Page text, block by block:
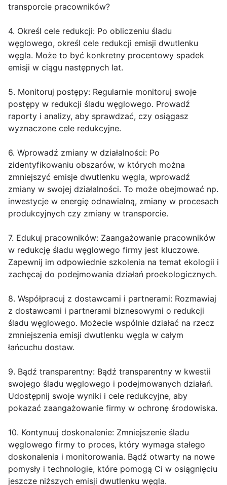
transporcie pracowników?
4. Określ cele redukcji: Po obliczeniu śladu
węglowego, określ cele redukcji emisji dwutlenku
węgla. Może to być konkretny procentowy spadek
emisji w ciągu następnych lat.
5. Monitoruj postępy: Regularnie monitoruj swoje
postępy w redukcji śladu węglowego. Prowadź
raporty i analizy, aby sprawdzać, czy osiągasz
wyznaczone cele redukcyjne.
6. Wprowadź zmiany w działalności: Po
zidentyfikowaniu obszarów, w których można
zmniejszyć emisje dwutlenku węgla, wprowadź
zmiany w swojej działalności. To może obejmować np.
inwestycje w energię odnawialną, zmiany w procesach
produkcyjnych czy zmiany w transporcie.
7. Edukuj pracowników: Zaangażowanie pracowników
w redukcję śladu węglowego firmy jest kluczowe.
Zapewnij im odpowiednie szkolenia na temat ekologii i
zachęcaj do podejmowania działań proekologicznych.
8. Współpracuj z dostawcami i partnerami: Rozmawiaj
z dostawcami i partnerami biznesowymi o redukcji
śladu węglowego. Możecie wspólnie działać na rzecz
zmniejszenia emisji dwutlenku węgla w całym
łańcuchu dostaw.
9. Bądź transparentny: Bądź transparentny w kwestii
swojego śladu węglowego i podejmowanych działań.
Udostępnij swoje wyniki i cele redukcyjne, aby
pokazać zaangażowanie firmy w ochronę środowiska.
10. Kontynuuj doskonalenie: Zmniejszenie śladu
węglowego firmy to proces, który wymaga stałego
doskonalenia i monitorowania. Bądź otwarty na nowe
pomysły i technologie, które pomogą Ci w osiągnięciu
jeszcze niższych emisji dwutlenku węgla.